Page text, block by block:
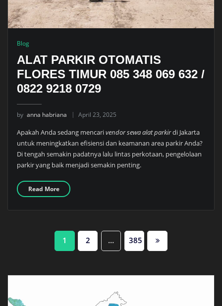
Blog
ALAT PARKIR OTOMATIS
FLORES TIMUR 085 348 069 632 /
0822 9218 0729
by anna habriana April 23, 2025
Apakah Anda sedang mencarivendor sewa alat parkirdi Jakarta
untuk meningkatkan efisiensi dan keamanan area parkir Anda?
Di tengah semakin padatnya lalu lintas perkotaan, pengelolaan
parkir yang baik menjadi semakin penting.
Read More
Paginasi
1 2 … 385